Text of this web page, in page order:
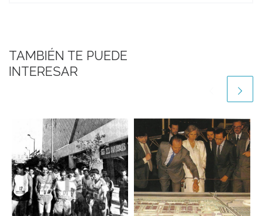
TAMBIÉN TE PUEDE
INTERESAR